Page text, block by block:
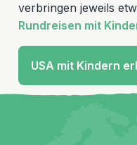
verbringen jeweils
Rundreisen mit
USA mit Kindern